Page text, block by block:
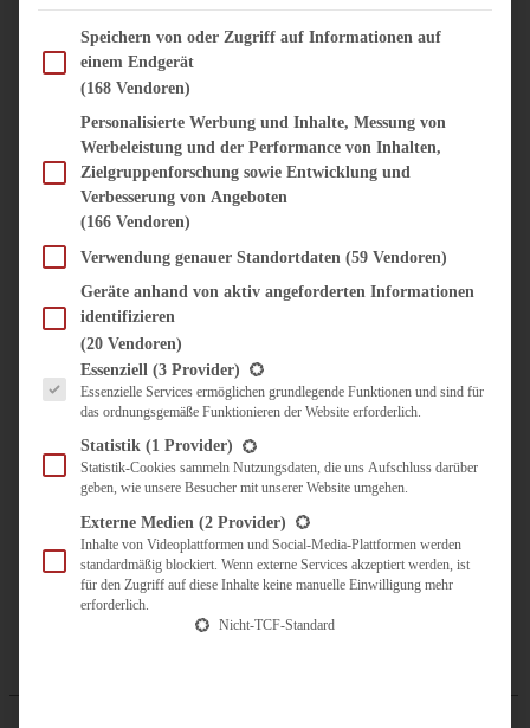
SALATE & SNACKS
SUPPENKASPEREIEN
VORSPEISEN
SÜSS & HERZHAFT
BROTAUFSTRICH
DIPS, SAUCEN, CHUTNEYS
KÜCHENGESCHENKE
UNTERWEGS
KULINARISCH UNTERWEGS
ÜBER MICH
ZUSAMMENARBEIT
Im Folgenden finden Sie eine Liste der Zwecke des IAB Transparency and Consent
Speichern von oder Zugriff auf Informationen auf
einem Endgerät
(168 Vendoren)
Personalisierte Werbung und Inhalte, Messung von
Werbeleistung und der Performance von Inhalten,
Zielgruppenforschung sowie Entwicklung und
Verbesserung von Angeboten
(166 Vendoren)
Verwendung genauer Standortdaten (59 Vendoren)
Geräte anhand von aktiv angeforderten Informationen
identifizieren
(20 Vendoren)
Es folgt eine Liste der Service-Gruppen, für die eine Einwilligung erteilt werden
Essenziell (3 Provider)
Essenzielle Services ermöglichen grundlegende Funktionen und sind für
das ordnungsgemäße Funktionieren der Website erforderlich.
Statistik (1 Provider)
Statistik-Cookies sammeln Nutzungsdaten, die uns Aufschluss darüber
geben, wie unsere Besucher mit unserer Website umgehen.
Externe Medien (2 Provider)
Inhalte von Videoplattformen und Social-Media-Plattformen werden
standardmäßig blockiert. Wenn externe Services akzeptiert werden, ist
für den Zugriff auf diese Inhalte keine manuelle Einwilligung mehr
erforderlich.
Nicht-TCF-Standard